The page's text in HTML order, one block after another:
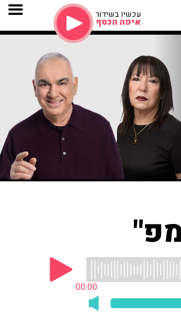
עכשיו בשידור
איפה הכסף
00:00